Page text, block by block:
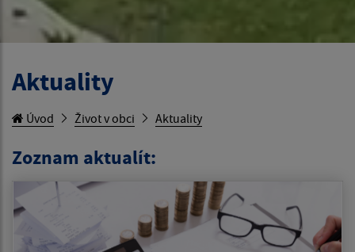
Aktuality
Úvod Život v obci Aktuality
Zoznam aktualít: